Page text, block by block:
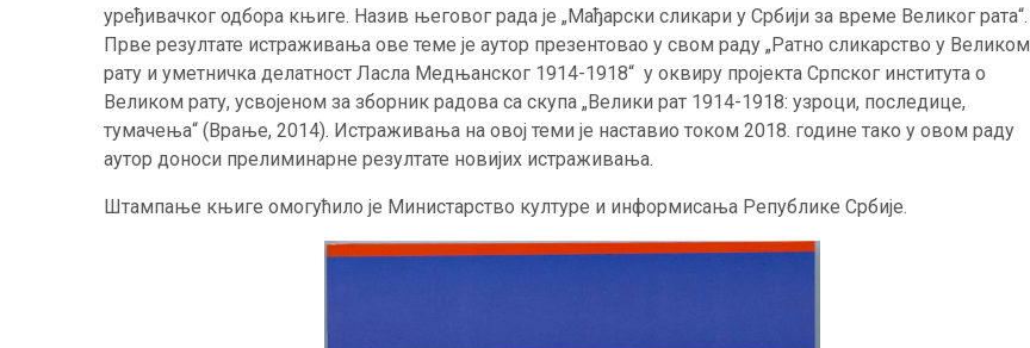
уређивачког одбора књиге. Назив његовог рада је „Мађарски сликари у Србији за време Великог рата“.
Прве резултате истраживања ове теме је аутор презентовао у свом раду „Ратно сликарство у Великом
рату и уметничка делатност Ласла Медњанског 1914-1918“ у оквиру пројекта Српског института о
Великом рату, усвојеном за зборник радова са скупа „Велики рат 1914-1918: узроци, последице,
тумачења“ (Врање, 2014). Истраживања на овој теми је наставио током 2018. године тако у овом раду
аутор доноси прелиминарне резултате новијих истраживања.
Штампање књиге омогућило је Министарство културе и информисања Републике Србије.